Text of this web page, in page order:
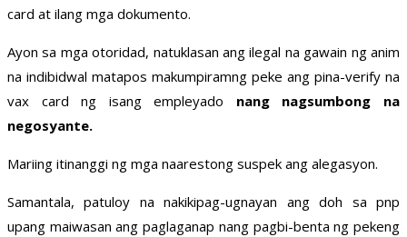
card at ilang mga dokumento.
Ayon sa mga otoridad, natuklasan ang ilegal na gawain ng anim
na indibidwal matapos makumpiramng peke ang pina-verify na
vax card ng isang empleyado nang nagsumbong na
negosyante.
Mariing itinanggi ng mga naarestong suspek ang alegasyon.
Samantala, patuloy na nakikipag-ugnayan ang doh sa pnp
upang maiwasan ang paglaganap nang pagbi-benta ng pekeng